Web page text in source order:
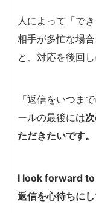
人によって「で
相手が多忙な場
と、対応を後回
「返信をいつま
ールの最後には
ただきたいです。
I look forward to
返信を心待ちにし